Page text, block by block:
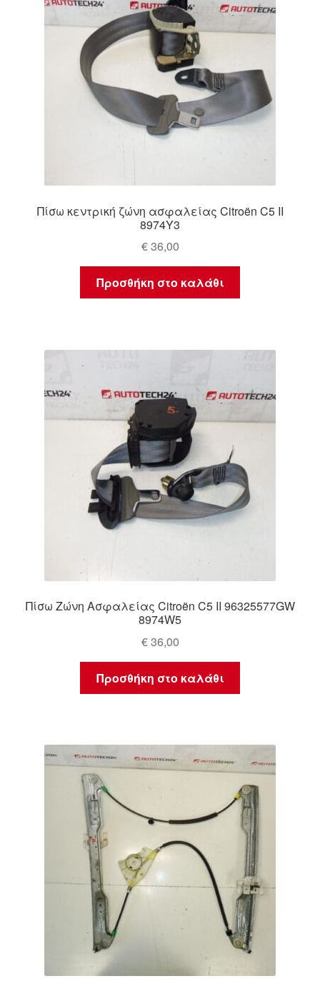
Πίσω κεντρική ζώνη ασφαλείας Citroën C5 II
8974Y3
€36,00
Προσθήκη στο καλάθι
Πίσω Ζώνη Ασφαλείας Citroën C5 II 96325577GW
8974W5
€36,00
Προσθήκη στο καλάθι